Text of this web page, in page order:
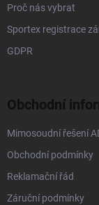
Proč nás vybrat
Sportex registrace
GDPR
Obchodní
Mimosoudní řešení
Obchodní podmínky
Reklamační řád
Záruční podmínky